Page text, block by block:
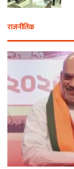
राजनीतिक